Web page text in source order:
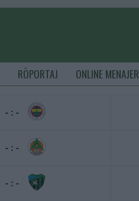
RÖPORTAJ ONLINE MENAJER
- : -
- : -
- : -